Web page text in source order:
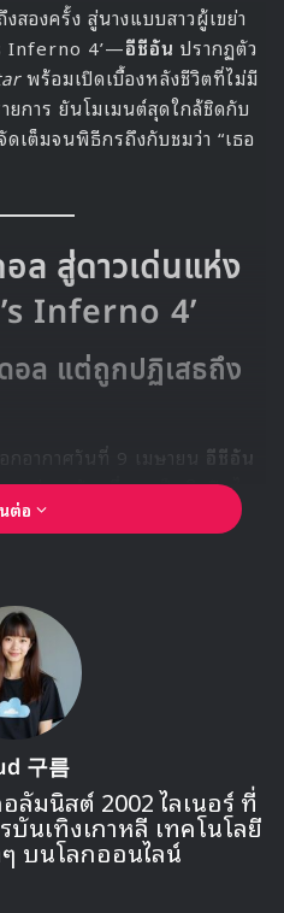
สองครั้ง สู่นางแบบสาวผู้เขย่า
Inferno 4’—อีชีอัน ปรากฏตัว
พร้อมเปิดเบื้องหลังชีวิตที่ไม่มี
ยการ ยันโมเมนต์สุดใกล้ชิดกับ
เต็มจนพิธีกรถึงกับชมว่า “เธอ
ล สู่ดาวเด่นแห่ง
Inferno 4’
อล แต่ถูกปฏิเสธถึง
กอากาศวันที่ 9 เมษายน อีชีอัน
มอย่างหนักเพื่อจะเป็นศิลปินไอ
ด
ดบิวต์เป็นไอดอลอยู่
ออดิชันเซอร์ไววัล
กรอบทั้งสองครั้ง”
ต่อ
구름
ลัมนิสต์ 2002 ไลเนอร์ ที่
บันเทิงเกาหลี เทคโนโลยี
บนโลกออนไลน์